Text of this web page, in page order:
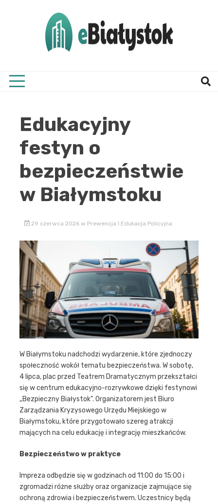
Edukacyjny
festyn o
bezpieczeństwie
w Białymstoku
29 czerwca 2026 w Prewencja I Edukacja Policyjna
W Białymstoku nadchodzi wydarzenie, które zjednoczy
społeczność wokół tematu bezpieczeństwa. W sobotę,
4 lipca, plac przed Teatrem Dramatycznym przekształci
się w centrum edukacyjno-rozrywkowe dzięki festynowi
„Bezpieczny Białystok”. Organizatorem jest Biuro
Zarządzania Kryzysowego Urzędu Miejskiego w
Białymstoku, które przygotowało szereg atrakcji
mających na celu edukację i integrację mieszkańców.
Bezpieczeństwo w praktyce
Impreza odbędzie się w godzinach od 11:00 do 15:00 i
zgromadzi różne służby oraz organizacje zajmujące się
ochroną zdrowia i bezpieczeństwem. Uczestnicy będą